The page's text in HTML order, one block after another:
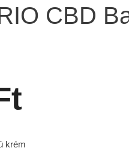
CBD
krém